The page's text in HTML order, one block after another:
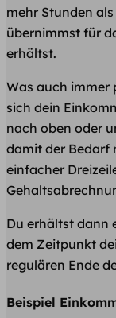
mehr Stunden
übernimmst für
erhältst.
Was auch immer
sich dein
nach oben oder
damit der Bedarf
einfacher
Du erhältst dann
dem Zeitpunkt
regulären Ende
Beispiel